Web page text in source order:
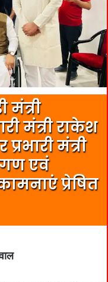
मंत्री
मंत्री राकेश
मंत्री
गण एवं
प्रेषित